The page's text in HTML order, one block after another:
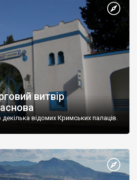
витвір
відомих Кримських палаців.